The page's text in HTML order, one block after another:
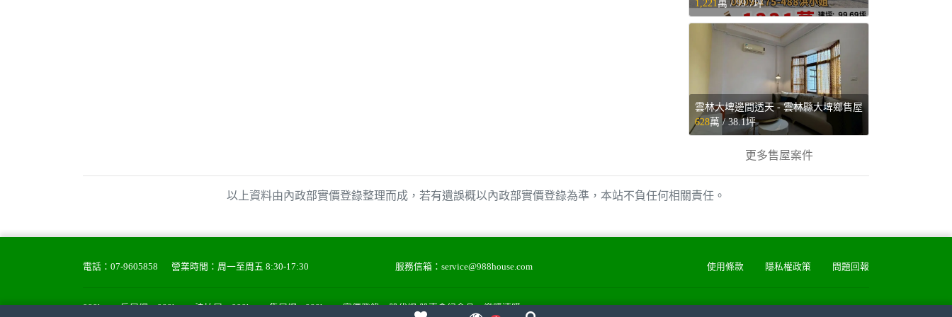
1,221 萬 /99.7坪
雲林大埤邊間透天 - 雲林縣大埤鄉售屋
628萬 /38.1坪
更多售屋案件
以上資料由內政部實價登錄整理而成，若有遺誤概以內政部實價登錄為準，本站不負任何相關責任。
電話： 07-9605858 營業時間：周一至周五 8:30-17:30 服務信箱： service@988house.com 使用條款 隱私權政策 問題回報
988house房屋網 988house法拍屋 988house售屋網 988house實價登錄 股代網-股東會紀念品 樂購速購